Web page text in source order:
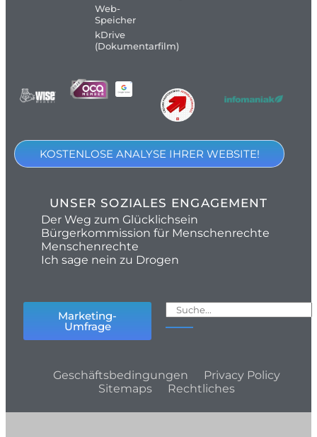
Web-
Speicher
kDrive
(Dokumentarfilm)
KOSTENLOSE ANALYSE IHRER WEBSITE!
UNSER SOZIALES ENGAGEMENT
Der Weg zum Glücklichsein
Bürgerkommission für Menschenrechte
Menschenrechte
Ich sage nein zu Drogen
Marketing-
Umfrage
Geschäftsbedingungen
Privacy Policy
Sitemaps
Rechtliches